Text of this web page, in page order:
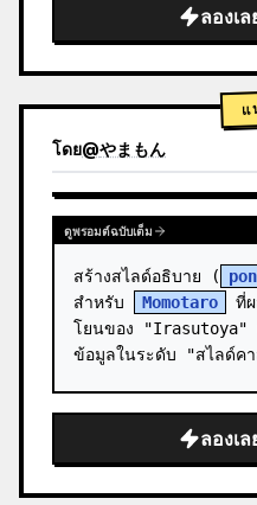
  "background": "
ไ
อ่อน ",
ลองเล
แ
โดย@やまもん
ดูผลลัพธ์
ดูพรอมต์ฉบับเต็ม
สร้างสไลด์อธิบาย (
สำหรับ
Momotaro
ที่
โยนของ "Irasutoya"
ข้อมูลในระดับ "สไลด์คา
ลองเล